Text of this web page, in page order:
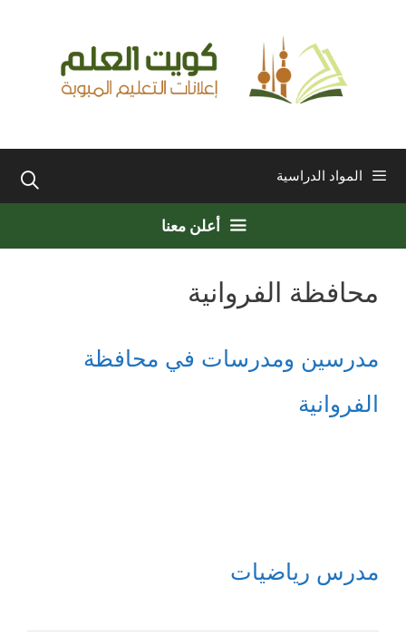
المواد الدراسية
أعلن معنا
محافظة الفروانية
مدرسين ومدرسات في محافظة
الفروانية
مدرس رياضيات